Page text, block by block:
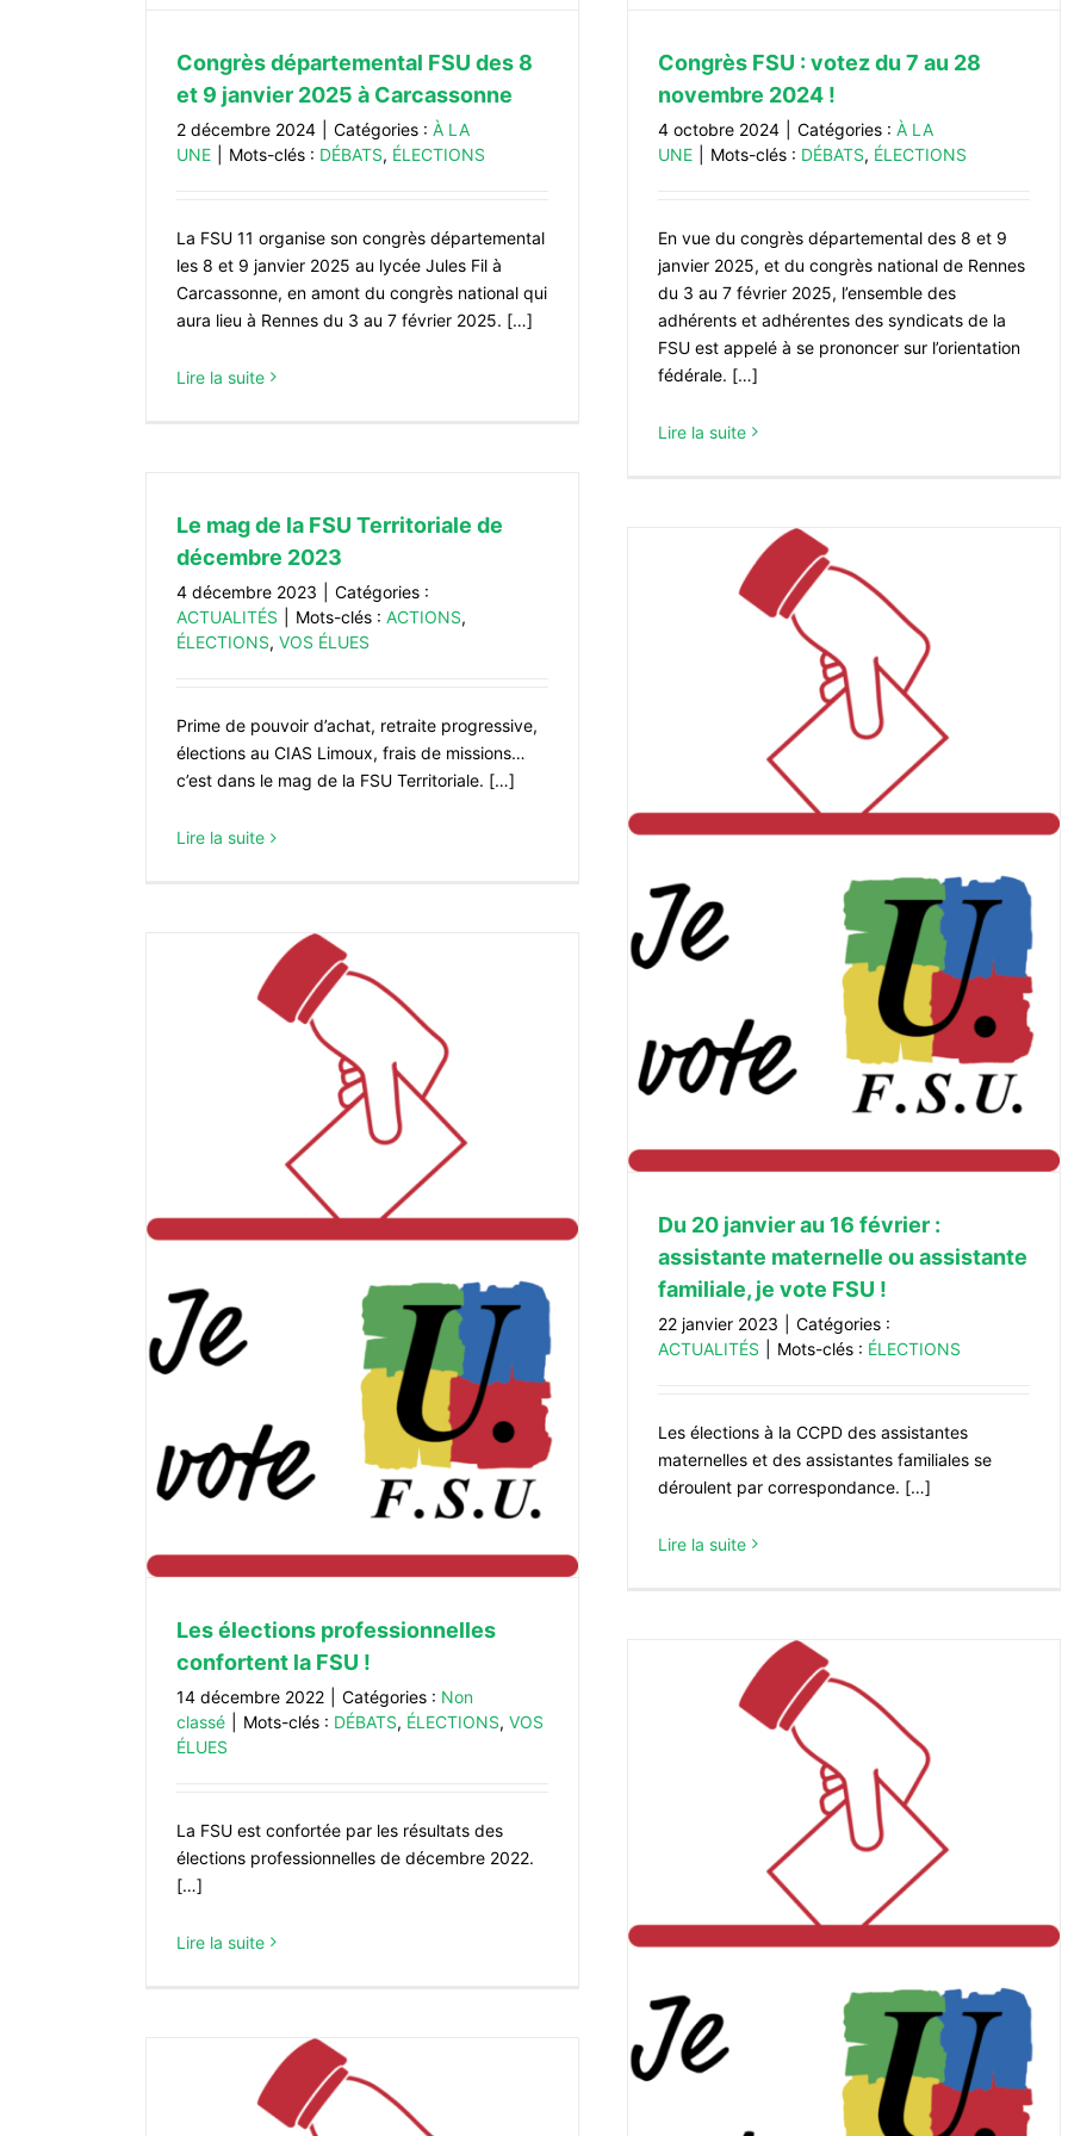
Congrès départemental FSU des 8
et 9 janvier 2025 à Carcassonne
2 décembre 2024 Catégories : À LA
UNE
Mots-clés : DÉBATS, ÉLECTIONS
La FSU 11 organise son congrès départemental
les 8 et 9 janvier 2025 au lycée Jules Fil à
Carcassonne, en amont du congrès national qui
aura lieu à Rennes du 3 au 7 février 2025. […]
Lire la suite
Congrès FSU : votez du 7 au 28
novembre 2024 !
4 octobre 2024 Catégories : À LA
UNE
Mots-clés : DÉBATS, ÉLECTIONS
En vue du congrès départemental des 8 et 9
janvier 2025, et du congrès national de Rennes
du 3 au 7 février 2025, l’ensemble des
adhérents et adhérentes des syndicats de la
FSU est appelé à se prononcer sur l’orientation
fédérale. […]
Lire la suite
Le mag de la FSU Territoriale de
décembre 2023
4 décembre 2023
Catégories :
ACTUALITÉS
Mots-clés : ACTIONS,
ÉLECTIONS, VOS ÉLUES
Prime de pouvoir d’achat, retraite progressive,
élections au CIAS Limoux, frais de missions…
c’est dans le mag de la FSU Territoriale. […]
Lire la suiteDu 20 janvier au 16 février : assistante
Du 20 janvier au 16 février :
assistante maternelle ou assistante
familiale, je vote FSU !
22 janvier 2023
Catégories :
ACTUALITÉS
Mots-clés : ÉLECTIONS
Les élections à la CCPD des assistantes
maternelles et des assistantes familiales se
déroulent par correspondance. […]
Lire la suite
Les élections professionnelles
confortent la FSU !
14 décembre 2022 Catégories : Non
classé
Mots-clés : DÉBATS, ÉLECTIONS, VOS
ÉLUES
La FSU est confortée par les résultats des
élections professionnelles de décembre 2022.
[…]
Lire la suite